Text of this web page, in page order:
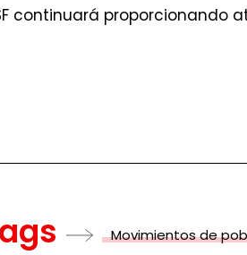
continuará proporcionando
Movimientos de